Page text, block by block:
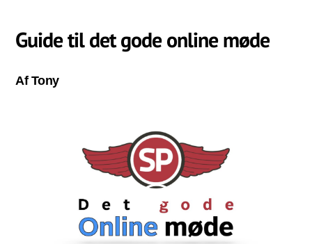
Guide til det gode online møde
Af Tony